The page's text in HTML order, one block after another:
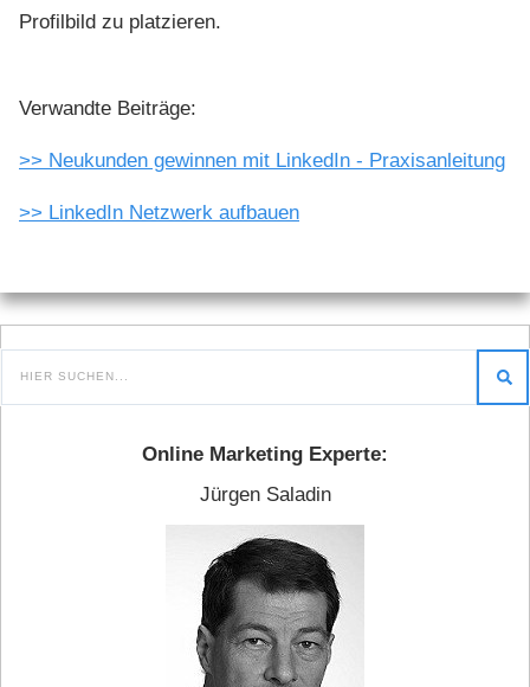
Profilbild zu platzieren.
Verwandte Beiträge:
>> Neukunden gewinnen mit LinkedIn - Praxisanleitung
>> LinkedIn Netzwerk aufbauen
Online Marketing Experte:
Jürgen Saladin